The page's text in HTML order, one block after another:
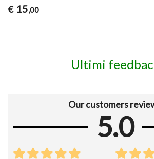
€ 15,00
Ultimi
Our customers
5.0